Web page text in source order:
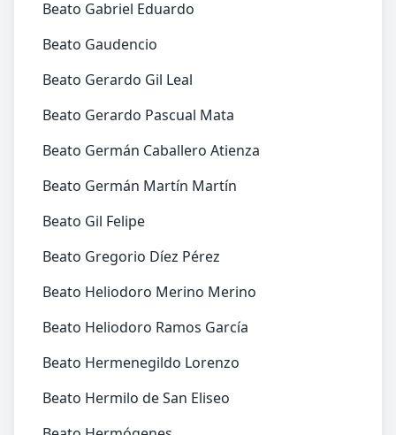
Beato Gabriel Eduardo
Beato Gaudencio
Beato Gerardo Gil Leal
Beato Gerardo Pascual Mata
Beato Germán Caballero Atienza
Beato Germán Martín Martín
Beato Gil Felipe
Beato Gregorio Díez Pérez
Beato Heliodoro Merino Merino
Beato Heliodoro Ramos García
Beato Hermenegildo Lorenzo
Beato Hermilo de San Eliseo